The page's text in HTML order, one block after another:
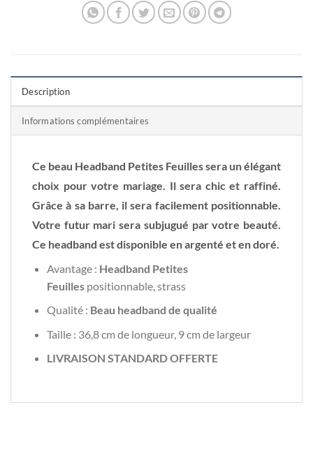
Description
Informations complémentaires
Ce beau Headband Petites Feuilles sera un élégant
choix pour votre mariage. Il sera chic et raffiné.
Grâce à sa barre, il sera facilement positionnable.
Votre futur mari sera subjugué par votre beauté.
Ce headband est disponible en argenté et en doré.
Avantage : Headband Petites
Feuilles positionnable, strass
Qualité : Beau headband de qualité
Taille : 36,8 cm de longueur, 9 cm de largeur
LIVRAISON STANDARD OFFERTE